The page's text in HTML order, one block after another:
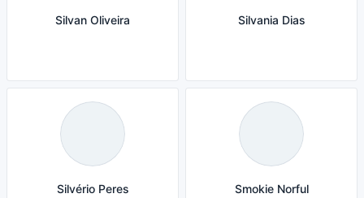
Silvan Oliveira Silvania Dias
Silvério Peres Smokie Norful